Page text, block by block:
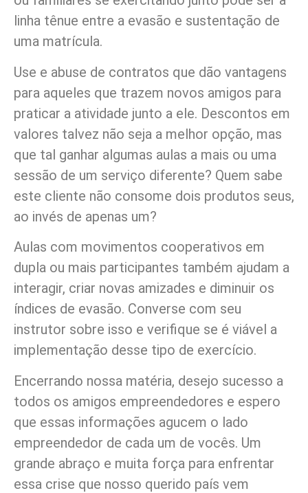
linha tênue entre a evasão e sustentação de
uma matrícula.
Use e abuse de contratos que dão vantagens
para aqueles que trazem novos amigos para
praticar a atividade junto a ele. Descontos em
valores talvez não seja a melhor opção, mas
que tal ganhar algumas aulas a mais ou uma
sessão de um serviço diferente? Quem sabe
este cliente não consome dois produtos seus,
ao invés de apenas um?
Aulas com movimentos cooperativos em
dupla ou mais participantes também ajudam a
interagir, criar novas amizades e diminuir os
índices de evasão. Converse com seu
instrutor sobre isso e verifique se é viável a
implementação desse tipo de exercício.
Encerrando nossa matéria, desejo sucesso a
todos os amigos empreendedores e espero
que essas informações agucem o lado
empreendedor de cada um de vocês. Um
grande abraço e muita força para enfrentar
essa crise que nosso querido país vem